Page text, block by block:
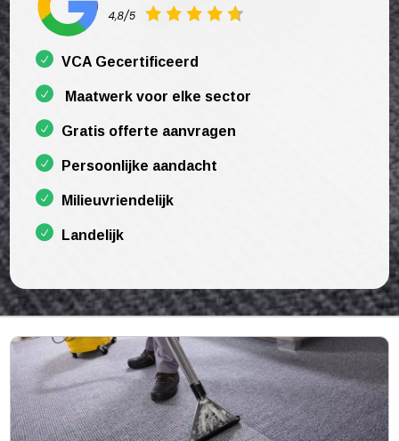
VCA Gecertificeerd
Maatwerk voor elke sector
Gratis offerte aanvragen
Persoonlijke aandacht
Milieuvriendelijk
Landelijk